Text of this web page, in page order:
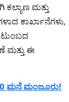
ಮತ್ತು
ಕಾರ್ಖಾನೆಗಳು,
ಮತ್ತು ಈ
ಮನೆ ಮಂಜೂರು!